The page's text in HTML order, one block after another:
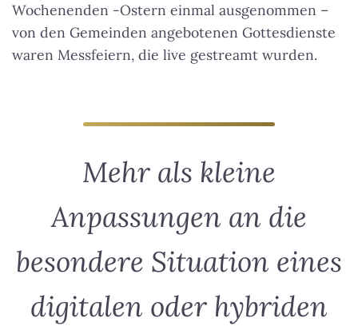
Wochenenden -Ostern einmal ausgenommen –
von den Gemeinden angebotenen Gottesdienste
waren Messfeiern, die live gestreamt wurden.
Mehr als kleine
Anpassungen an die
besondere Situation eines
digitalen oder hybriden